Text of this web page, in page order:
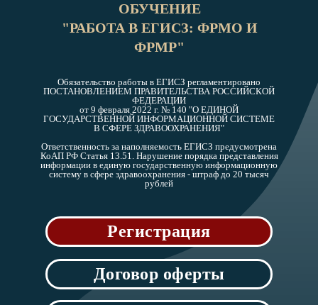
ОБУЧЕНИЕ
"РАБОТА В ЕГИСЗ: ФРМО И
ФРМР"
Регистрация
Договор оферты
Обязательство работы в ЕГИСЗ регламентировано
ПОСТАНОВЛЕНИЕМ ПРАВИТЕЛЬСТВА РОССИЙСКОЙ
ФЕДЕРАЦИИ
от 9 февраля 2022 г. № 140 "О ЕДИНОЙ
ГОСУДАРСТВЕННОЙ ИНФОРМАЦИОННОЙ СИСТЕМЕ
В СФЕРЕ ЗДРАВООХРАНЕНИЯ"
Ответственность за наполняемость ЕГИСЗ предусмотрена
КоАП РФ Статья 13.51. Нарушение порядка представления
информации в единую государственную информационную
систему в сфере здравоохранения - штраф до 20 тысяч
рублей